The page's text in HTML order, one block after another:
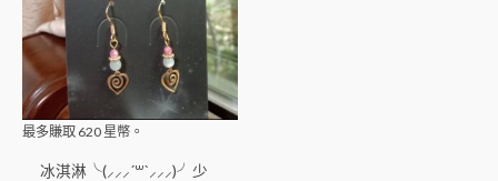
最多賺取 620 星幣。
冰淇淋╰(⸝⸝⸝´꒳`⸝⸝⸝)╯少